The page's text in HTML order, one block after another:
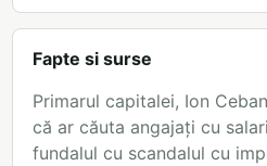
Fapte si surse
Primarul capitalei, Ion
că ar căuta angajați cu
fundalul cu scandalul cu